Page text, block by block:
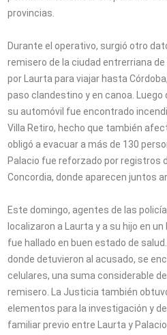
provincias.
Durante el operativo, surgió otro
remisero de la ciudad entrerriana
por Laurta para viajar hasta
paso clandestino y en canoa. Luego
su automóvil fue encontrado
Villa Retiro, hecho que también
obligó a evacuar a más de 130
Palacio fue reforzado por registros
Concordia, donde aparecen juntos
Este domingo, agentes de las
localizaron a Laurta y a su hijo en
fue hallado en buen estado de
donde detuvieron al acusado, se
celulares, una suma considerable
remisero. La Justicia también
elementos para la investigación y
familiar previo entre Laurta y Palacio.